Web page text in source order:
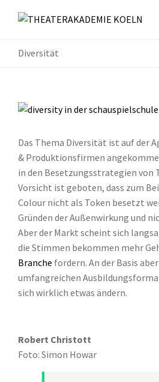
Diversität
Das Thema Diversität ist auf der
& Produktionsfirmen
in den Besetzungsstrategien von
Vorsicht ist geboten, dass zum
Colour nicht als Token besetzt
Gründen der Außenwirkung und
Aber der Markt scheint sich
die Stimmen bekommen mehr
Branche fordern. An der Basis
umfangreichen
sich wirklich etwas ändern.
Robert Christott
Foto: Simon Howar